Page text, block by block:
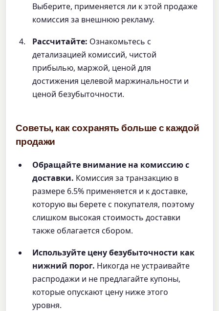
Выберите, применяется ли к этой продаже
комиссия за внешнюю рекламу.
Рассчитайте: Ознакомьтесь с
детализацией комиссий, чистой
прибылью, маржой, ценой для
достижения целевой маржинальности и
ценой безубыточности.
Советы, как сохранять больше с каждой
продажи
Обращайте внимание на комиссию с
доставки. Комиссия за транзакцию в
размере 6.5% применяется и к доставке,
которую вы берете с покупателя, поэтому
слишком высокая стоимость доставки
также облагается сбором.
Используйте цену безубыточности как
нижний порог. Никогда не устраивайте
распродажи и не предлагайте купоны,
которые опускают цену ниже этого
уровня.